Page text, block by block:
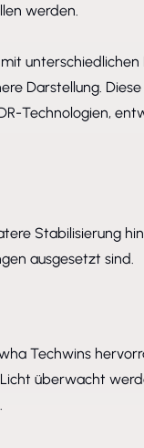
werden.
Darstellung.
Technologien,
Stabilisierung
ausgesetzt sind.
Techwins
überwacht